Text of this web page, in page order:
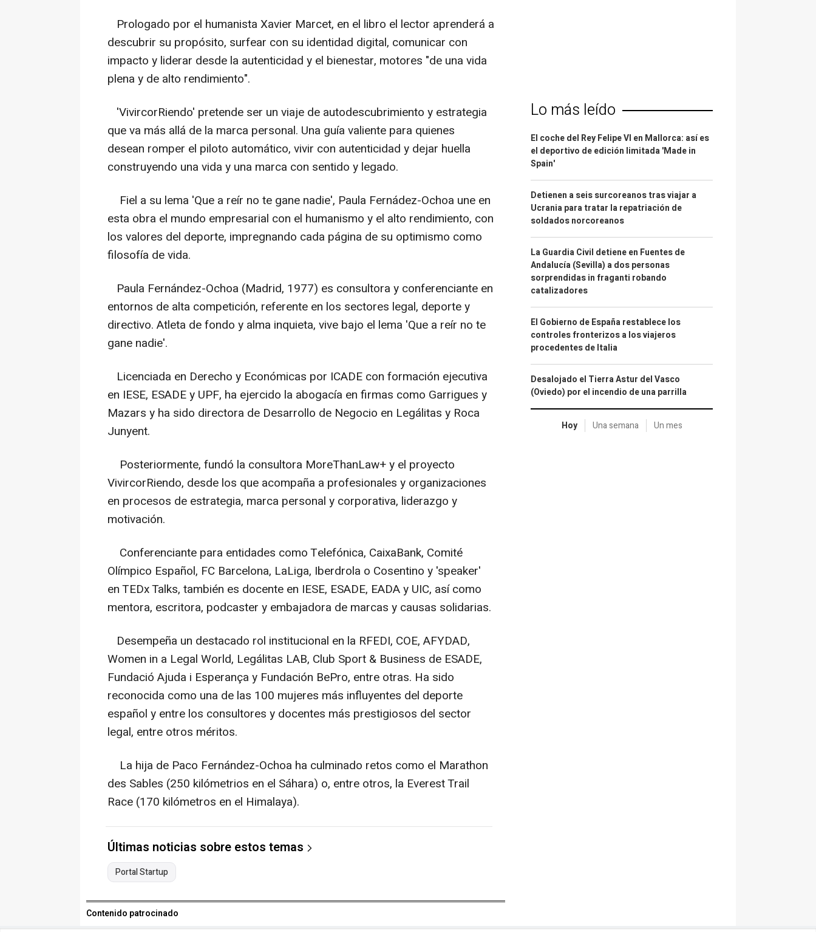
Prologado por el humanista Xavier Marcet, en el libro el lector aprenderá a
descubrir su propósito, surfear con su identidad digital, comunicar con
impacto y liderar desde la autenticidad y el bienestar, motores "de una vida
plena y de alto rendimiento".
'VivircorRiendo' pretende ser un viaje de autodescubrimiento y estrategia
que va más allá de la marca personal. Una guía valiente para quienes
desean romper el piloto automático, vivir con autenticidad y dejar huella
construyendo una vida y una marca con sentido y legado.
Fiel a su lema 'Que a reír no te gane nadie', Paula Fernádez-Ochoa une en
esta obra el mundo empresarial con el humanismo y el alto rendimiento, con
los valores del deporte, impregnando cada página de su optimismo como
filosofía de vida.
Paula Fernández-Ochoa (Madrid, 1977) es consultora y conferenciante en
entornos de alta competición, referente en los sectores legal, deporte y
directivo. Atleta de fondo y alma inquieta, vive bajo el lema 'Que a reír no te
gane nadie'.
Licenciada en Derecho y Económicas por ICADE con formación ejecutiva
en IESE, ESADE y UPF, ha ejercido la abogacía en firmas como Garrigues y
Mazars y ha sido directora de Desarrollo de Negocio en Legálitas y Roca
Junyent.
Posteriormente, fundó la consultora MoreThanLaw+ y el proyecto
VivircorRiendo, desde los que acompaña a profesionales y organizaciones
en procesos de estrategia, marca personal y corporativa, liderazgo y
motivación.
Conferenciante para entidades como Telefónica, CaixaBank, Comité
Olímpico Español, FC Barcelona, LaLiga, Iberdrola o Cosentino y 'speaker'
en TEDx Talks, también es docente en IESE, ESADE, EADA y UIC, así como
mentora, escritora, podcaster y embajadora de marcas y causas solidarias.
Desempeña un destacado rol institucional en la RFEDI, COE, AFYDAD,
Women in a Legal World, Legálitas LAB, Club Sport & Business de ESADE,
Fundació Ajuda i Esperança y Fundación BePro, entre otras. Ha sido
reconocida como una de las 100 mujeres más influyentes del deporte
español y entre los consultores y docentes más prestigiosos del sector
legal, entre otros méritos.
La hija de Paco Fernández-Ochoa ha culminado retos como el Marathon
des Sables (250 kilómetrios en el Sáhara) o, entre otros, la Everest Trail
Race (170 kilómetros en el Himalaya).
Últimas noticias sobre estos temas
Portal Startup
Contenido patrocinado
Lo más leído
El coche del Rey Felipe VI en Mallorca: así es
el deportivo de edición limitada 'Made in
Spain'
Detienen a seis surcoreanos tras viajar a
Ucrania para tratar la repatriación de
soldados norcoreanos
La Guardia Civil detiene en Fuentes de
Andalucía (Sevilla) a dos personas
sorprendidas in fraganti robando
catalizadores
El Gobierno de España restablece los
controles fronterizos a los viajeros
procedentes de Italia
Desalojado el Tierra Astur del Vasco
(Oviedo) por el incendio de una parrilla
Hoy Una semana Un mes